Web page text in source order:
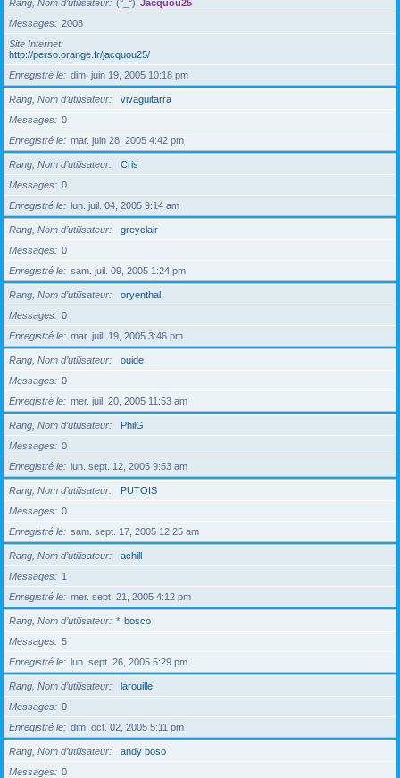
Rang, Nom d’utilisateur (°_°) Jacquou25
Messages
2008
Site Internet
http://perso.orange.fr/jacquou25/
Enregistré le
dim. juin 19, 2005 10:18 pm
Rang, Nom d’utilisateur
vivaguitarra
Messages
0
Enregistré le
mar. juin 28, 2005 4:42 pm
Rang, Nom d’utilisateur
Cris
Messages
0
Enregistré le
lun. juil. 04, 2005 9:14 am
Rang, Nom d’utilisateur
greyclair
Messages
0
Enregistré le
sam. juil. 09, 2005 1:24 pm
Rang, Nom d’utilisateur
oryenthal
Messages
0
Enregistré le
mar. juil. 19, 2005 3:46 pm
Rang, Nom d’utilisateur
ouide
Messages
0
Enregistré le
mer. juil. 20, 2005 11:53 am
Rang, Nom d’utilisateur
PhilG
Messages
0
Enregistré le
lun. sept. 12, 2005 9:53 am
Rang, Nom d’utilisateur
PUTOIS
Messages
0
Enregistré le
sam. sept. 17, 2005 12:25 am
Rang, Nom d’utilisateur
achill
Messages
1
Enregistré le
mer. sept. 21, 2005 4:12 pm
Rang, Nom d’utilisateur * bosco
Messages
5
Enregistré le
lun. sept. 26, 2005 5:29 pm
Rang, Nom d’utilisateur
larouille
Messages
0
Enregistré le
dim. oct. 02, 2005 5:11 pm
Rang, Nom d’utilisateur
andy boso
Messages
0